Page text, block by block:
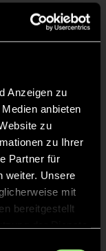
Anzeigen zu
anbieten
zu
zu Ihrer
Partner für
weiter. Unsere
mit
bereitgestellt